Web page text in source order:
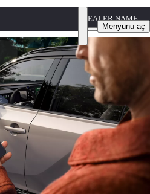
DEALER NAME
Menyunu aç